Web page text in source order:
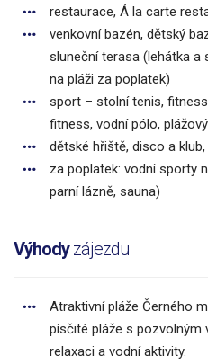
restaurace, Á la carte
venkovní bazén, dětský
sluneční terasa (lehátka a
na pláži za poplatek)
sport – stolní tenis,
fitness, vodní pólo,
dětské hřiště, disco a
za poplatek: vodní sporty
parní lázně, sauna)
Výhodyzájezdu
Atraktivní pláže Černého
písčité pláže s pozvolným
relaxaci a vodní aktivity.